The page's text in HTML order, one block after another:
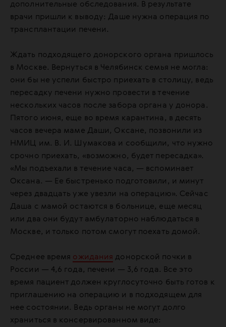
дополнительные обследования. В результате
врачи пришли к выводу: Даше нужна операция по
трансплантации печени.
Ждать подходящего донорского органа пришлось
в Москве. Вернуться в Челябинск семья не могла:
они бы не успели быстро приехать в столицу, ведь
пересадку печени нужно провести в течение
нескольких часов после забора органа у донора.
Пятого июня, еще во время карантина, в десять
часов вечера маме Даши, Оксане, позвонили из
НМИЦ им. В. И. Шумакова и сообщили, что нужно
срочно приехать, «возможно, будет пересадка».
«Мы подъехали в течение часа, — вспоминает
Оксана. — Ее быстренько подготовили, и минут
через двадцать уже увезли на операцию». Сейчас
Даша с мамой остаются в больнице, еще месяц
или два они будут амбулаторно наблюдаться в
Москве, и только потом смогут поехать домой.
Среднее время ожидания донорской почки в
России — 4,6 года, печени — 3,6 года. Все это
время пациент должен круглосуточно быть готов к
приглашению на операцию и в подходящем для
нее состоянии. Ведь органы не могут долго
храниться в консервированном виде: